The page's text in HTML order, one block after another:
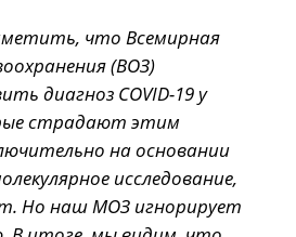
что Всемирная
(ВОЗ)
диагноз COVID-19 у
страдают этим
на основании
исследование,
Но наш МОЗ игнорирует